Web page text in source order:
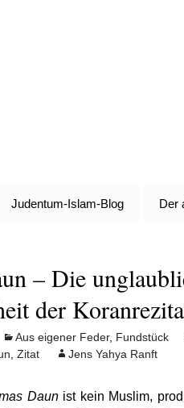
Judentum-Islam-Blog Der
– Die
der
Aus eigener Feder, Fundstück
Zitat Jens Yahya Ranft
Daunist kein Muslim,